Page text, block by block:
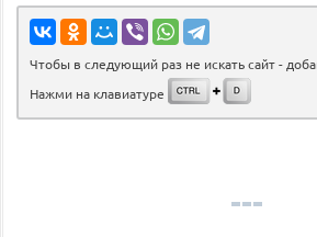
Чтобы в следующий раз не искать сайт -
Нажми на клавиатуре